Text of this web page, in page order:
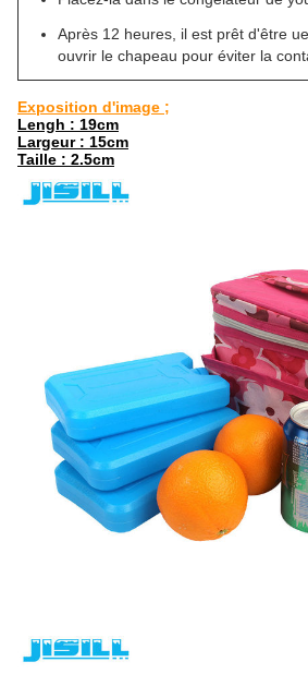
Après 12 heures, il est prêt d'être
ouvrir le chapeau pour éviter la
Exposition d'image ;
Lengh : 19cm
Largeur : 15cm
Taille : 2.5cm